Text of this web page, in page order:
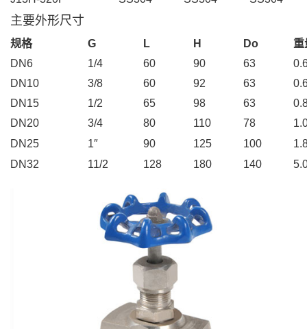
主要外形尺寸
规格 G L H Do
DN6
1/4 60 90 63
DN10
3/8 60 92 63
DN15
1/2 65 98 63
DN20
3/4 80 110 78
DN25
1″ 90 125 100
DN32
11/2 128 180 140